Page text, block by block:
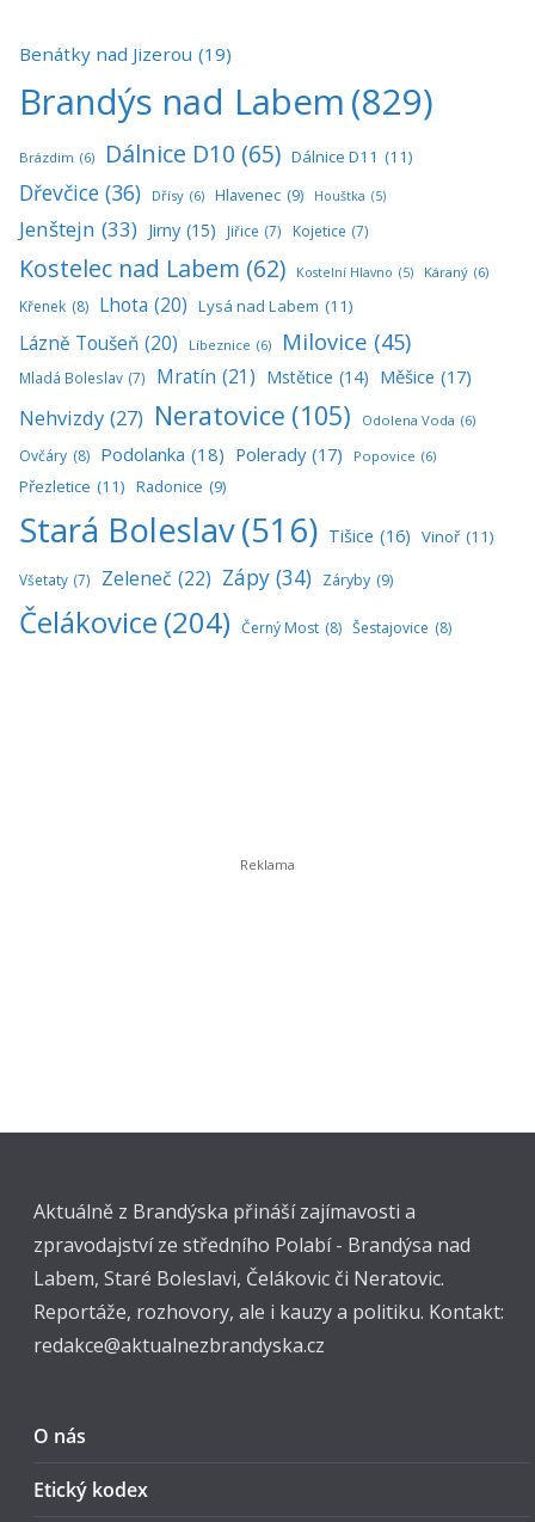
Benátky nad Jizerou (19)
Brandýs nad Labem (829)
Brázdim (6) Dálnice D10 (65) Dálnice D11 (11)
Dřevčice (36) Dřísy (6) Hlavenec (9) Houštka (5)
Jenštejn (33) Jirny (15) Jiřice (7) Kojetice (7)
Kostelec nad Labem (62) Kostelní Hlavno (5) Káraný (6)
Křenek (8) Lhota (20) Lysá nad Labem (11)
Lázně Toušeň (20) Líbeznice (6) Milovice (45)
Mladá Boleslav (7) Mratín (21) Mstětice (14) Měšice (17)
Nehvizdy (27) Neratovice (105) Odolena Voda (6)
Ovčáry (8) Podolanka (18) Polerady (17) Popovice (6)
Přezletice (11) Radonice (9)
Stará Boleslav(516) Tišice (16) Vinoř (11)
Všetaty (7) Zeleneč (22) Zápy (34) Záryby (9)
Čelákovice (204) Černý Most (8) Šestajovice (8)
Aktuálně z Brandýska přináší zajímavosti a
zpravodajství ze středního Polabí - Brandýsa nad
Labem, Staré Boleslavi, Čelákovic či Neratovic.
Reportáže, rozhovory, ale i kauzy a politiku. Kontakt:
redakce@aktualnezbrandyska.cz
O nás
Etický kodex